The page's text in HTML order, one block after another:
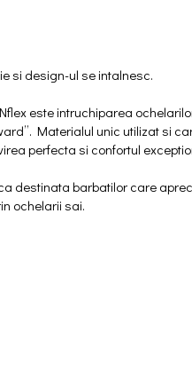
si design-ul se intalnesc.
este intruchiparea
Materialul unic utilizat si
perfecta si confortul
destinata barbatilor care
ochelarii sai.